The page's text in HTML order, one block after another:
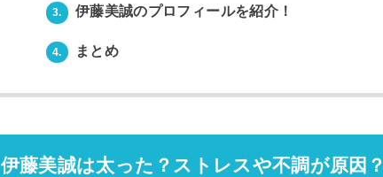
3. 伊藤美誠のプロフィールを紹介！
4. まとめ
伊藤美誠は太った？ストレスや不調が原因？